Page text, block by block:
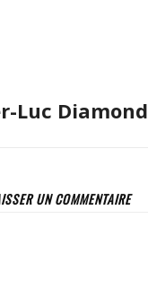
Luc Diamond
UN COMMENTAIRE